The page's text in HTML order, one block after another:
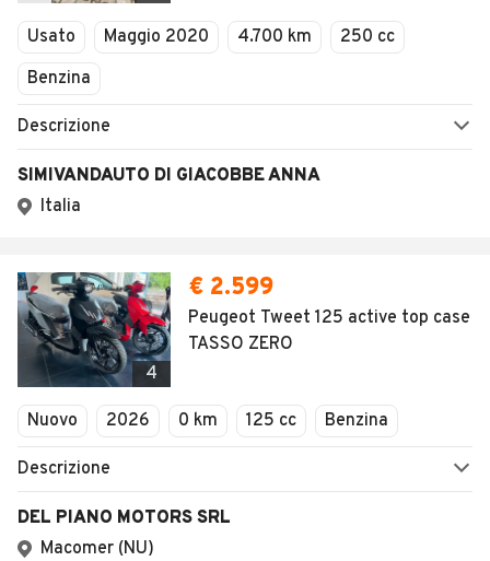
Usato Maggio 2020 4.700 km
250 cc
Benzina
Descrizione
SIMIVANDAUTO DI GIACOBBE ANNA
Italia
4
€ 2.599
Peugeot Tweet 125 active top case
TASSO ZERO
Nuovo 2026 0 km 125 cc Benzina
Descrizione
DEL PIANO MOTORS SRL
Macomer (NU)